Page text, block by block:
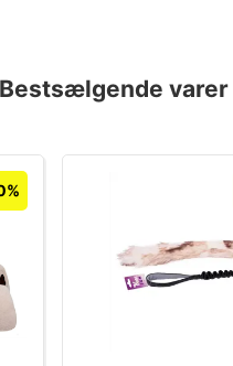
Bestsælgende